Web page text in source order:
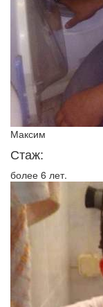
Максим
Стаж:
более 6 лет.